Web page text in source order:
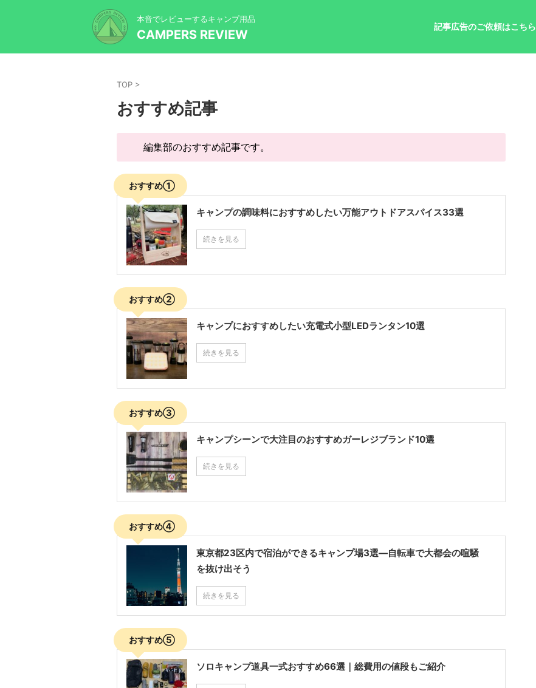
本音でレビューするキャンプ用品
CAMPERS REVIEW
記事広告のご依頼はこちら
TOP >
おすすめ記事
編集部のおすすめ記事です。
おすすめ①
キャンプの調味料におすすめしたい万能アウトドアスパイス33選
続きを見る
おすすめ②
キャンプにおすすめしたい充電式小型LEDランタン10選
続きを見る
おすすめ③
キャンプシーンで大注目のおすすめガーレジブランド10選
続きを見る
おすすめ④
東京都23区内で宿泊ができるキャンプ場3選—自転車で大都会の喧騒
を抜け出そう
続きを見る
おすすめ⑤
ソロキャンプ道具一式おすすめ66選｜総費用の値段もご紹介